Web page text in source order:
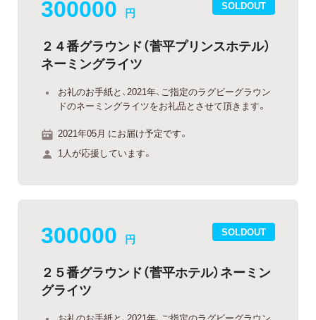
SOLDOUT
300000 円
２４番グラウンド（菅平プリンスホテル）
ネーミングライツ
お礼のお手紙と、2021年、ご指定のラグビーグラウン
ドのネーミングライツをお礼品とさせて頂きます。
2021年05月 にお届け予定です。
1人が応援しています。
SOLDOUT
300000 円
２５番グラウンド（菅平ホテル）ネーミン
グライツ
お礼のお手紙と、2021年、ご指定のラグビーグラウン